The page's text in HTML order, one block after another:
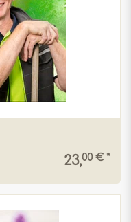
23,00 € *